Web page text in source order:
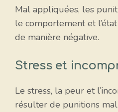
Mal appliquées, les
le comportement et
de manière négative.
Stress et
Le stress, la peur et
résulter de punitions mal